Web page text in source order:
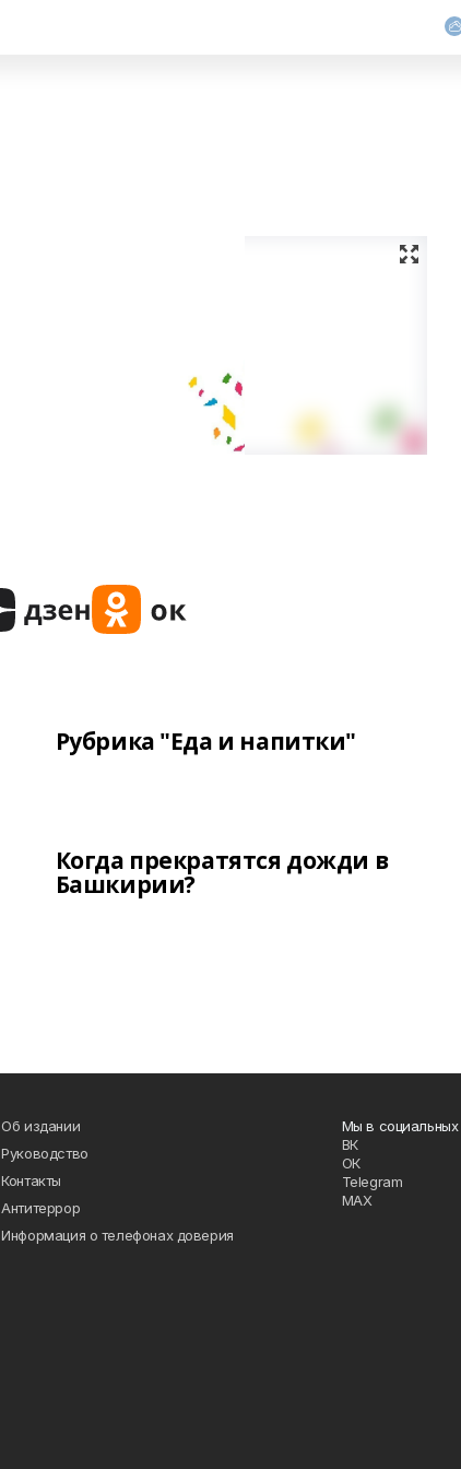
Рубрика "Еда и напитки"
Когда прекратятся дожди в
Башкирии?
Об издании
Руководство
Контакты
Антитеррор
Информация о телефонах доверия
Мы в социальных
ВК
ОК
Telegram
MAX